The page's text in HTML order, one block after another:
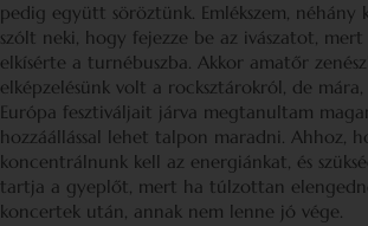
pedig együtt söröztünk. Emlékszem,
szólt neki, hogy fejezze be az ivászatot,
elkísérte a turnébuszba. Akkor amatőr
elképzelésünk volt a rocksztárokról, de
Európa fesztiváljait járva megtanultam
hozzáállással lehet talpon maradni. Ahhoz,
koncentrálnunk kell az energiánkat, és
tartja a gyeplőt, mert ha túlzottan
koncertek után, annak nem lenne jó vége.